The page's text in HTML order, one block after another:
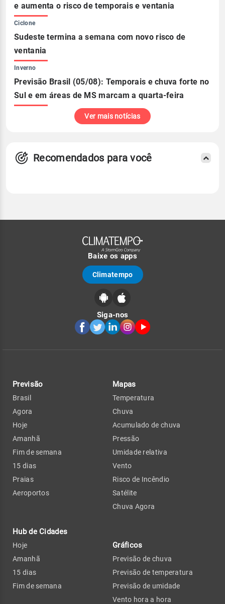
e aumenta o risco de temporais e ventania
Ciclone
Sudeste termina a semana com novo risco de
ventania
Inverno
Previsão Brasil (05/08): Temporais e chuva forte no
Sul e em áreas de MS marcam a quarta-feira
Ver mais notícias
Recomendados para você
Baixe os apps
Climatempo
Siga-nos
Previsão
Brasil
Agora
Hoje
Amanhã
Fim de semana
15 dias
Praias
Aeroportos
Hub de Cidades
Hoje
Amanhã
15 dias
Fim de semana
Mapas
Temperatura
Chuva
Acumulado de chuva
Pressão
Umidade relativa
Vento
Risco de Incêndio
Satélite
Chuva Agora
Gráficos
Previsão de chuva
Previsão de temperatura
Previsão de umidade
Vento hora a hora